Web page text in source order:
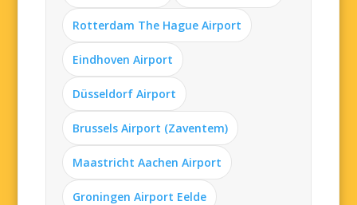
Rotterdam The Hague Airport
Eindhoven Airport
Düsseldorf Airport
Brussels Airport (Zaventem)
Maastricht Aachen Airport
Groningen Airport Eelde